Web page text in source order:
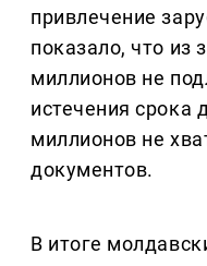
привлечение
показало, что из
миллионов не
истечения срока
миллионов не
документов.
В итоге